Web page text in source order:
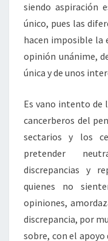
siendo aspiración
único, pues las
hacen imposible la
opinión unánime,
única y de unos
Es vano intento de
cancerberos del
sectarios y los
pretender
discrepancias y
quienes no
opiniones,
discrepancia, por
sobre, con el